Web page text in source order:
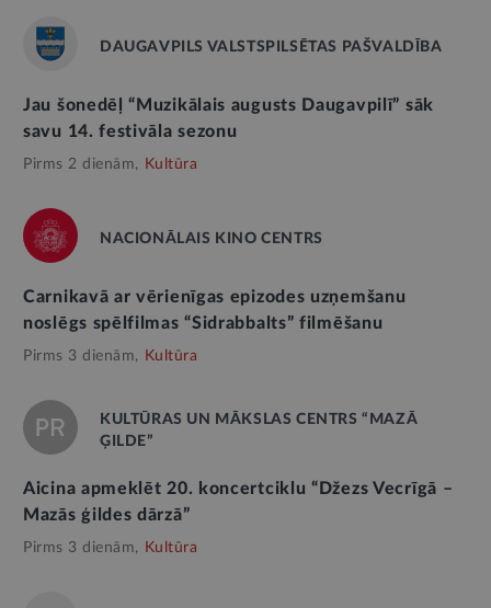
DAUGAVPILS VALSTSPILSĒTAS PAŠVALDĪBA
Jau šonedēļ “Muzikālais augusts Daugavpilī” sāk
savu 14. festivāla sezonu
Pirms 2 dienām, Kultūra
NACIONĀLAIS KINO CENTRS
Carnikavā ar vērienīgas epizodes uzņemšanu
noslēgs spēlfilmas “Sidrabbalts” filmēšanu
Pirms 3 dienām, Kultūra
KULTŪRAS UN MĀKSLAS CENTRS “MAZĀ
ĢILDE”
Aicina apmeklēt 20. koncertciklu “Džezs Vecrīgā –
Mazās ģildes dārzā”
Pirms 3 dienām, Kultūra